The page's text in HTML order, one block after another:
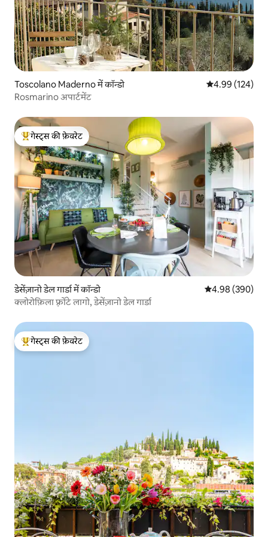
Toscolano Maderno में कॉन्डो औसत रेटिंग 5 में से
4.99 (124)
Rosmarino अपार्टमेंट
गेस्ट्स का टॉप फ़ेवरेट
गेस्ट्स की फ़ेवरेट
डेसेंज़ानो डेल गार्डा में कॉन्डो औसत रेटिंग 5 में से
4.98 (390)
क्लोरोफ़िला फ़्रोंटे लागो, डेसेंज़ानो डेल गार्डा
गेस्ट्स का टॉप फ़ेवरेट
गेस्ट्स की फ़ेवरेट